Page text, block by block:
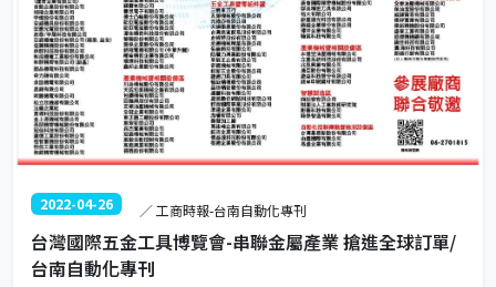
2022-04-26 ／ 工商時報-台南自動化專刊
台灣國際五金工具博覽會-串聯金屬產業 搶進全球訂單/
台南自動化專刊